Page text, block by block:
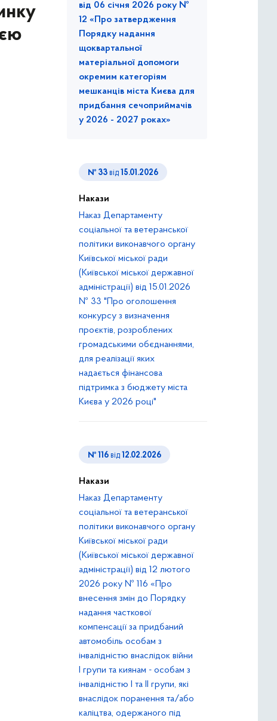
від 06 січня 2026 року №
12 «Про затвердження
Порядку надання
щоквартальної
матеріальної допомоги
окремим категоріям
мешканців міста Києва для
придбання сечоприймачів
у 2026 - 2027 роках»
№ 33 від 15.01.2026
Накази
Наказ Департаменту
соціальної та ветеранської
політики виконавчого органу
Київської міської ради
(Київської міської державної
адміністрації) від 15.01.2026
№ 33 "Про оголошення
конкурсу з визначення
проєктів, розроблених
громадськими обєднаннями,
для реалізації яких
надається фінансова
підтримка з бюджету міста
Києва у 2026 році"
№ 116 від 12.02.2026
Накази
Наказ Департаменту
соціальної та ветеранської
політики виконавчого органу
Київської міської ради
(Київської міської державної
адміністрації) від 12 лютого
2026 року № 116 «Про
внесення змін до Порядку
надання часткової
компенсації за придбаний
автомобіль особам з
інвалідністю внаслідок війни
І групи та киянам - особам з
інвалідністю І та ІІ групи, які
внаслідок поранення та/або
каліцтва, одержаного під